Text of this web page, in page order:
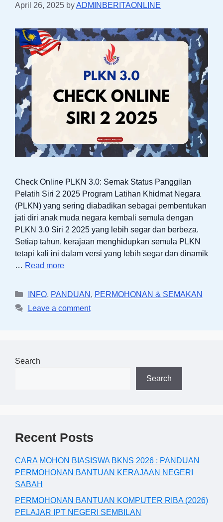
April 26, 2025 byADMINBERITAONLINE
Check Online PLKN 3.0: Semak Status Panggilan
Pelatih Siri 2 2025 Program Latihan Khidmat Negara
(PLKN) yang sering diabadikan sebagai pembentukan
jati diri anak muda negara kembali semula dengan
PLKN 3.0 Siri 2 2025 yang lebih segar dan berbeza.
Setiap tahun, kerajaan menghidupkan semula PLKN
tetapi kali ini dalam versi yang lebih segar dan dinamik
… Read more
Categories
INFO, PANDUAN , PERMOHONAN & SEMAKAN
Leave a comment
Search
Search
Recent Posts
CARA MOHON BIASISWA BKNS 2026 : PANDUAN
PERMOHONAN BANTUAN KERAJAAN NEGERI
SABAH
PERMOHONAN BANTUAN KOMPUTER RIBA (2026)
PELAJAR IPT NEGERI SEMBILAN